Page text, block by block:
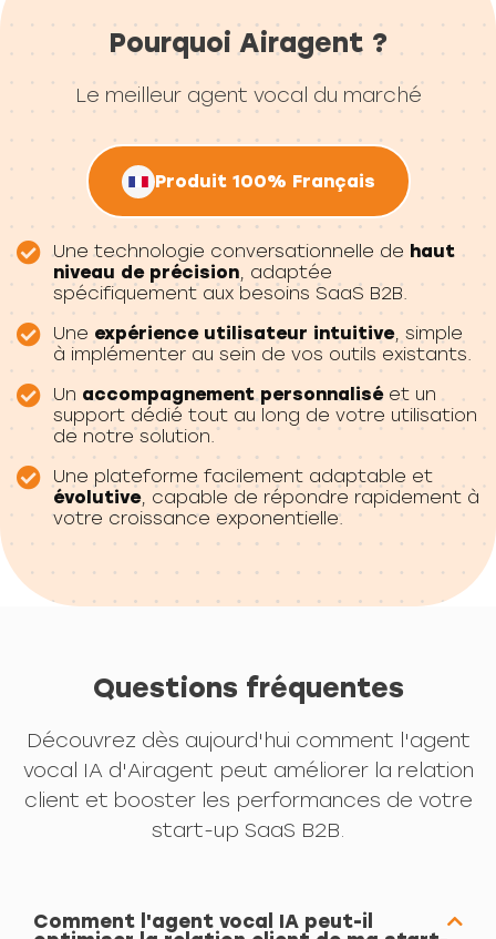
Pourquoi Airagent ?
Le meilleur agent vocal du marché
Produit 100% Français
Une technologie conversationnelle de haut
niveau de précision, adaptée
spécifiquement aux besoins SaaS B2B.
Une expérience utilisateur intuitive, simple
à implémenter au sein de vos outils existants.
Un accompagnement personnaliséet un
support dédié tout au long de votre utilisation
de notre solution.
Une plateforme facilement adaptable et
évolutive, capable de répondre rapidement à
votre croissance exponentielle.
Questions fréquentes
Découvrez dès aujourd'hui comment l'agent
vocal IA d'Airagent peut améliorer la relation
client et booster les performances de votre
start-up SaaS B2B.
Comment l'agent vocal IA peut-il